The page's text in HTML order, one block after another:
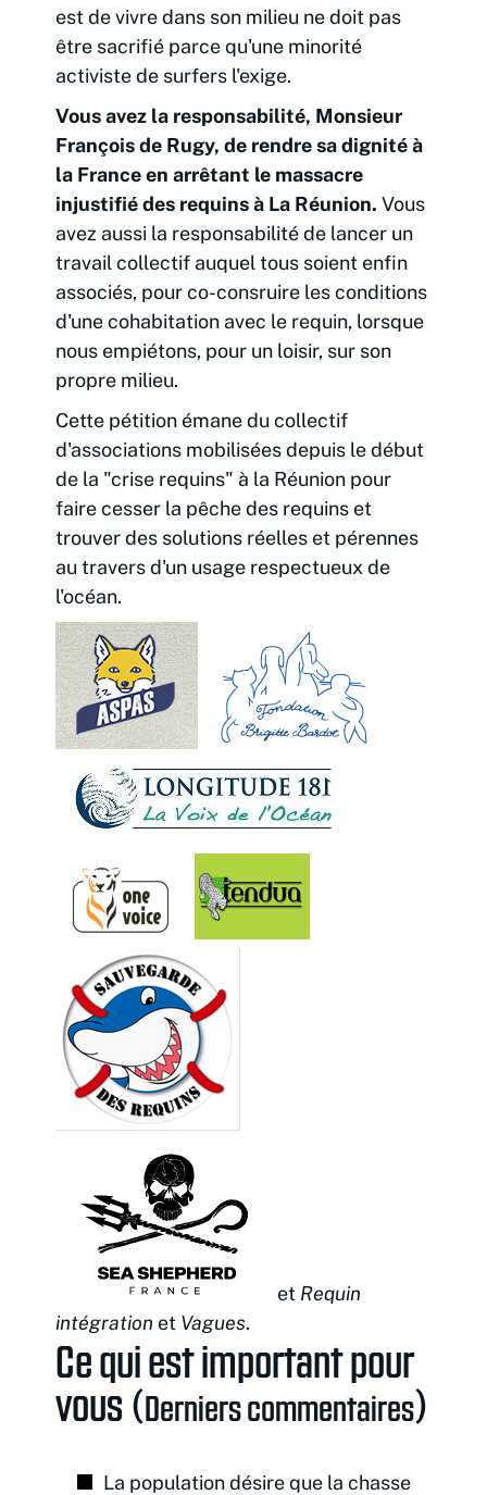
est de vivre dans son milieu ne doit pas
être sacrifié parce qu'une minorité
activiste de surfers l'exige.
Vous avez la responsabilité, Monsieur
François de Rugy, de rendre sa dignité à
la France en arrêtant le massacre
injustifié des requins à La Réunion. Vous
avez aussi la responsabilité de lancer un
travail collectif auquel tous soient enfin
associés, pour co-consruire les conditions
d'une cohabitation avec le requin, lorsque
nous empiétons, pour un loisir, sur son
propre milieu.
Cette pétition émane du collectif
d'associations mobilisées depuis le début
de la "crise requins" à la Réunion pour
faire cesser la pêche des requins et
trouver des solutions réelles et pérennes
au travers d'un usage respectueux de
l'océan.
et Requin
intégration et Vagues.
Ce qui est important pour
vous (Derniers commentaires)
La population désire que la chasse